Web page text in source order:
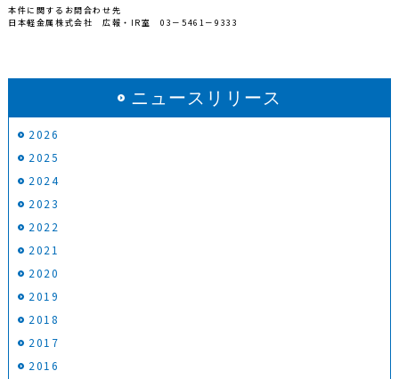
本件に関するお問合わせ先
日本軽金属株式会社 広報・ IR室03 － 5461－ 9333
ニュースリリース
2026
2025
2024
2023
2022
2021
2020
2019
2018
2017
2016